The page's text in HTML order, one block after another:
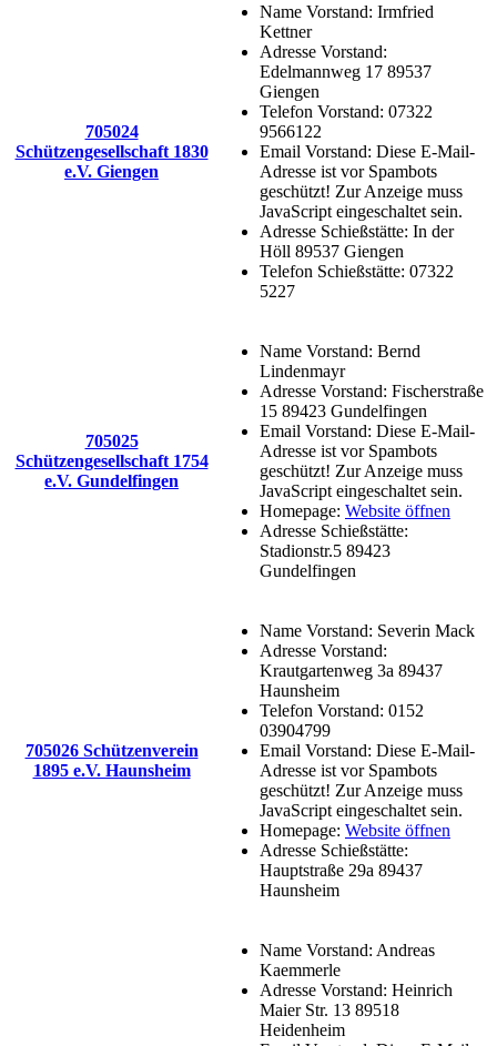
705024
Schützengesellschaft 1830
e.V. Giengen
Name Vorstand: Irmfried
Kettner
Adresse Vorstand:
Edelmannweg 17 89537
Giengen
Telefon Vorstand: 07322
9566122
Email Vorstand: Diese E-Mail-
Adresse ist vor Spambots
geschützt! Zur Anzeige muss
JavaScript eingeschaltet sein.
Adresse Schießstätte: In der
Höll 89537 Giengen
Telefon Schießstätte: 07322
5227
705025
Schützengesellschaft 1754
e.V. Gundelfingen
Name Vorstand: Bernd
Lindenmayr
Adresse Vorstand: Fischerstraße
15 89423 Gundelfingen
Email Vorstand: Diese E-Mail-
Adresse ist vor Spambots
geschützt! Zur Anzeige muss
JavaScript eingeschaltet sein.
Homepage: Website öffnen
Adresse Schießstätte:
Stadionstr.5 89423
Gundelfingen
705026 Schützenverein
1895 e.V. Haunsheim
Name Vorstand: Severin Mack
Adresse Vorstand:
Krautgartenweg 3a 89437
Haunsheim
Telefon Vorstand: 0152
03904799
Email Vorstand: Diese E-Mail-
Adresse ist vor Spambots
geschützt! Zur Anzeige muss
JavaScript eingeschaltet sein.
Homepage: Website öffnen
Adresse Schießstätte:
Hauptstraße 29a 89437
Haunsheim
Name Vorstand: Andreas
Kaemmerle
Adresse Vorstand: Heinrich
Maier Str. 13 89518
Heidenheim